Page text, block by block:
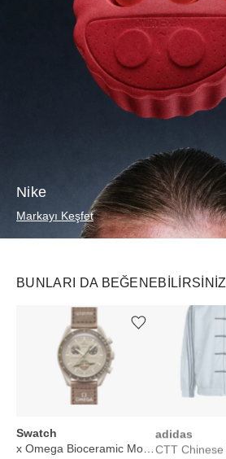
Nike
Markayı Keşfet
BUNLARI DA BEĞENEBILIRSINIZ
Swatch
Ürünü istek listesine ekle veya listeden çıkar
adidas